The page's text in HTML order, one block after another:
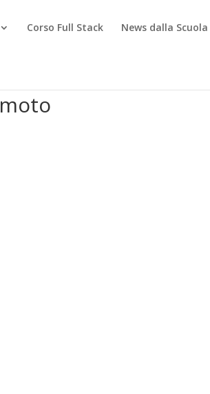
Corso Full Stack News dalla Scuola